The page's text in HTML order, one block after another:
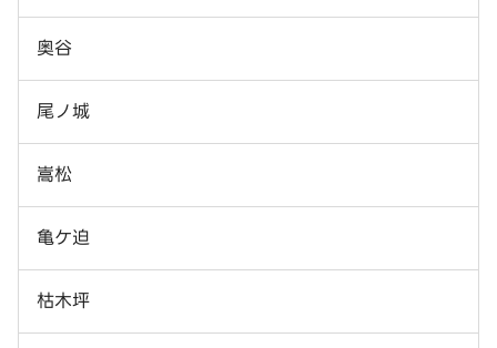
奥谷
尾ノ城
嵩松
亀ケ迫
枯木坪